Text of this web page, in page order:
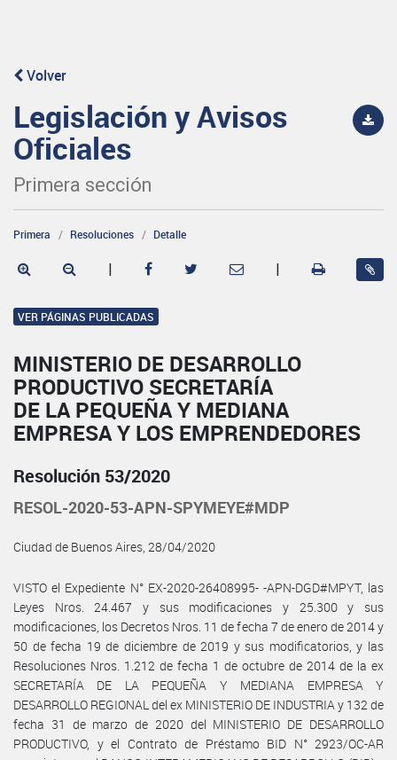
Volver
Legislación y Avisos
Oficiales
Primera sección
Primera Resoluciones Detalle
| |
VER PÁGINAS PUBLICADAS
MINISTERIO DE DESARROLLO
PRODUCTIVO SECRETARÍA
DE LA PEQUEÑA Y MEDIANA
EMPRESA Y LOS EMPRENDEDORES
Resolución 53/2020
RESOL-2020-53-APN-SPYMEYE#MDP
Ciudad de Buenos Aires, 28/04/2020
VISTO el Expediente N° EX-2020-26408995- -APN-DGD#MPYT, las
Leyes Nros. 24.467 y sus modificaciones y 25.300 y sus
modificaciones, los Decretos Nros. 11 de fecha 7 de enero de 2014 y
50 de fecha 19 de diciembre de 2019 y sus modificatorios, y las
Resoluciones Nros. 1.212 de fecha 1 de octubre de 2014 de la ex
SECRETARÍA DE LA PEQUEÑA Y MEDIANA EMPRESA Y
DESARROLLO REGIONAL del ex MINISTERIO DE INDUSTRIA y 132 de
fecha 31 de marzo de 2020 del MINISTERIO DE DESARROLLO
PRODUCTIVO, y el Contrato de Préstamo BID N° 2923/OC-AR